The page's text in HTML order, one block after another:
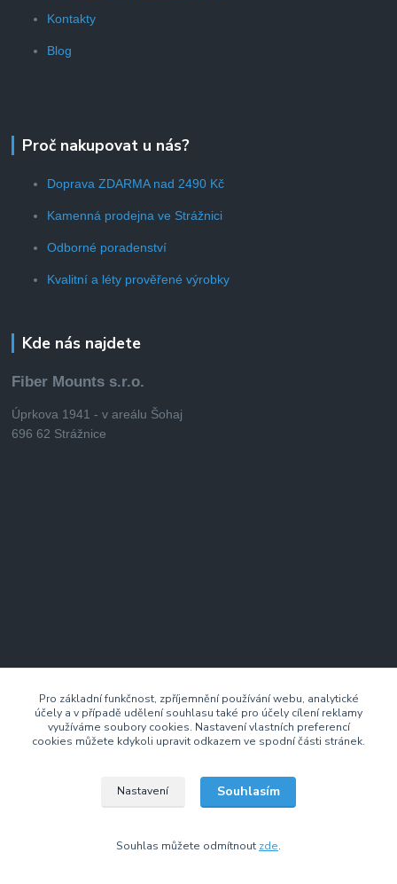
Kontakty
Blog
Proč nakupovat u nás?
Doprava ZDARMA nad 2490 Kč
Kamenná prodejna ve Strážnici
Odborné poradenství
Kvalitní a léty prověřené výrobky
Kde nás najdete
Fiber Mounts s.r.o.
Úprkova 1941 - v areálu Šohaj
696 62 Strážnice
Kontaktujte nás
info@drzakyastolky.cz
Pro základní funkčnost, zpříjemnění používání webu, analytické
účely a v případě udělení souhlasu také pro účely cílení reklamy
využíváme soubory cookies. Nastavení vlastních preferencí
cookies můžete kdykoli upravit odkazem ve spodní části stránek.
Nastavení Souhlasím
Souhlas můžete odmítnout zde.